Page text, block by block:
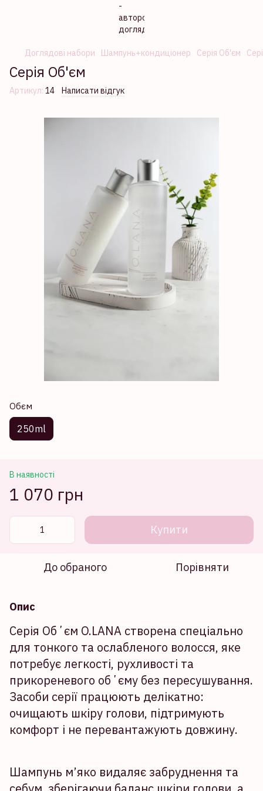
Доглядові набори Шампунь+кондиціонер Серія Об'єм
Серія Об'єм
Артикул: 14 Написати відгук
Обєм
250ml
В наявності
1 070 грн
Купити
До обраного Порівняти
Опис
Серія Обʼєм O.LANA створена спеціально
для тонкого та ослабленого волосся, яке
потребує легкості, рухливості та
прикореневого обʼєму без пересушування.
Засоби серії працюють делікатно:
очищають шкіру голови, підтримують
комфорт і не перевантажують довжину.
Шампунь м’яко видаляє забруднення та